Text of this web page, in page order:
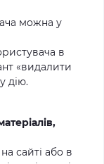
можна у
в
«видалити
дію.
сайті або в